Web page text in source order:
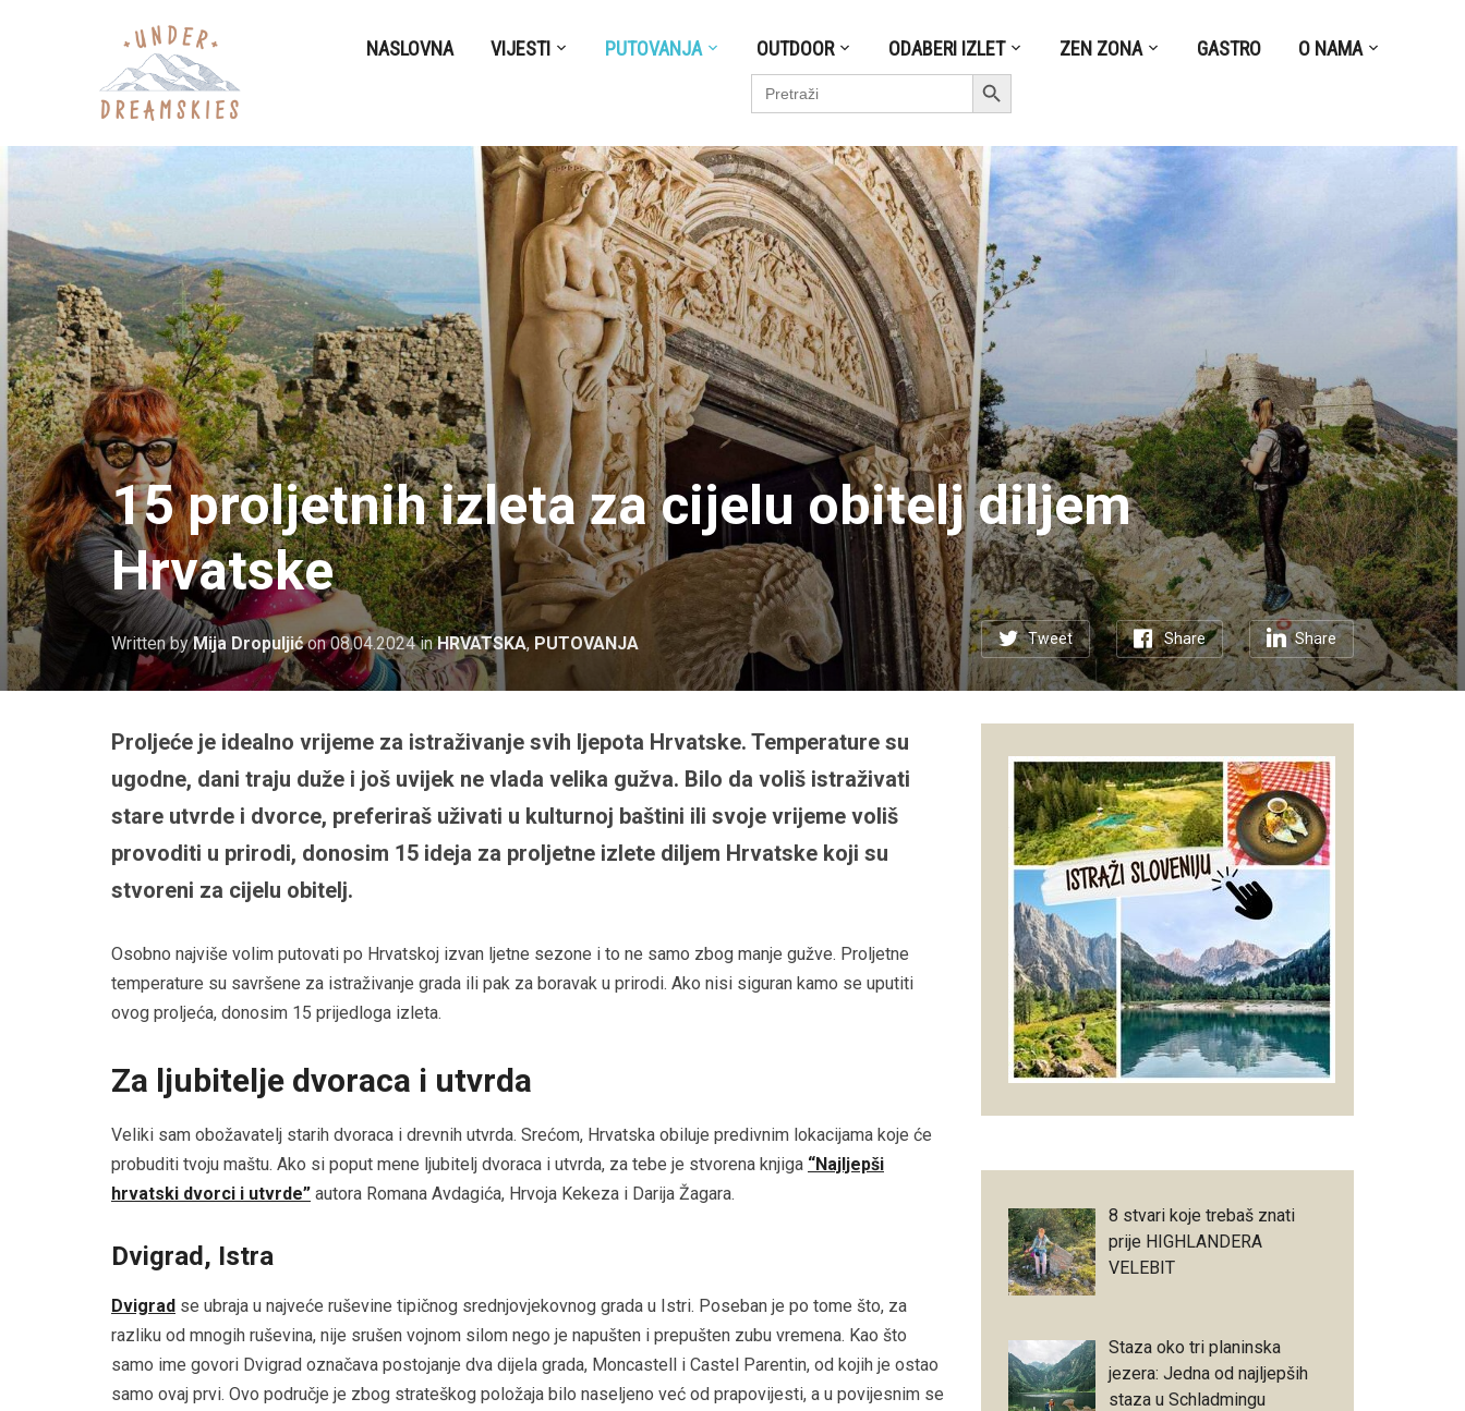
NASLOVNA VIJESTI PUTOVANJA OUTDOOR ODABERI IZLET ZEN ZONA GASTRO O NAMA
Search
for:
Search Button
15 proljetnih izleta za cijelu obitelj diljem
Hrvatske
Tweet Share Share
Written byMija Dropuljić on08.04.2024 inHRVATSKA, PUTOVANJA
Proljeće je idealno vrijeme za istraživanje svih ljepota Hrvatske. Temperature su
ugodne, dani traju duže i još uvijek ne vlada velika gužva. Bilo da voliš istraživati
stare utvrde i dvorce, preferiraš uživati u kulturnoj baštini ili svoje vrijeme voliš
provoditi u prirodi, donosim 15 ideja za proljetne izlete diljem Hrvatske koji su
stvoreni za cijelu obitelj.
Osobno najviše volim putovati po Hrvatskoj izvan ljetne sezone i to ne samo zbog manje gužve. Proljetne
temperature su savršene za istraživanje grada ili pak za boravak u prirodi. Ako nisi siguran kamo se uputiti
ovog proljeća, donosim 15 prijedloga izleta.
Za ljubitelje dvoraca i utvrda
Veliki sam obožavatelj starih dvoraca i drevnih utvrda. Srećom, Hrvatska obiluje predivnim lokacijama koje će
probuditi tvoju maštu. Ako si poput mene ljubitelj dvoraca i utvrda, za tebe je stvorena knjiga “Najljepši
hrvatski dvorci i utvrde” autora Romana Avdagića, Hrvoja Kekeza i Darija Žagara.
Dvigrad, Istra
Dvigrad se ubraja u najveće ruševine tipičnog srednjovjekovnog grada u Istri. Poseban je po tome što, za
razliku od mnogih ruševina, nije srušen vojnom silom nego je napušten i prepušten zubu vremena. Kao što
samo ime govori Dvigrad označava postojanje dva dijela grada, Moncastell i Castel Parentin, od kojih je ostao
samo ovaj prvi. Ovo područje je zbog strateškog položaja bilo naseljeno već od prapovijesti, a u povijesnim se
8 stvari koje trebaš znati
prije HIGHLANDERA
VELEBIT
Staza oko tri planinska
jezera: Jedna od najljepših
staza u Schladmingu